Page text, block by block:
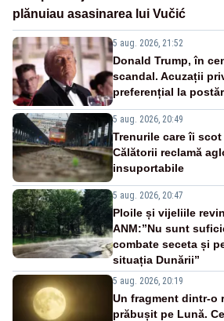
plănuiau asasinarea lui Vučić
5 aug. 2026, 21:52
Donald Trump, în
scandal. Acuzații
preferențial la
5 aug. 2026, 20:49
Trenurile care îi
Călătorii reclamă
insuportabile
5 aug. 2026, 20:47
Ploile și vijeliile
ANM:”Nu sunt
combate seceta și
situația Dunării”
5 aug. 2026, 20:19
Un fragment dintr-o
prăbușit pe Lună.